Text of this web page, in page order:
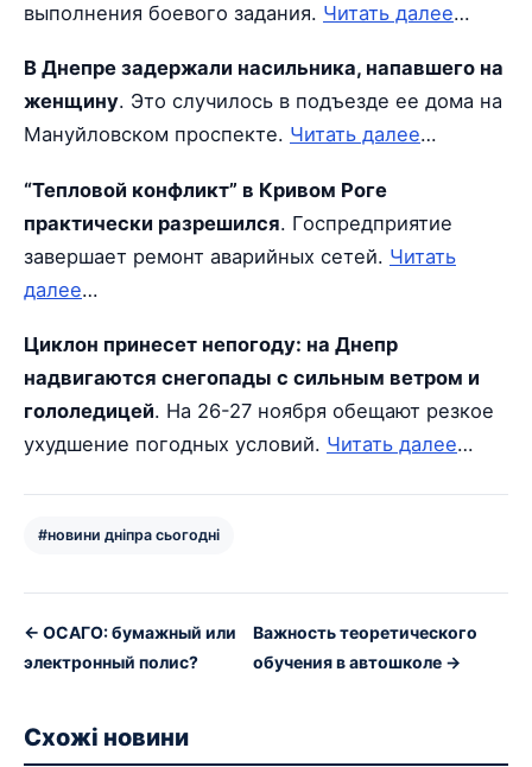
выполнения боевого задания. Читать далее…
В Днепре задержали насильника, напавшего на
женщину. Это случилось в подъезде ее дома на
Мануйловском проспекте. Читать далее…
“Тепловой конфликт” в Кривом Роге
практически разрешился. Госпредприятие
завершает ремонт аварийных сетей. Читать
далее…
Циклон принесет непогоду: на Днепр
надвигаются снегопады с сильным ветром и
гололедицей. На 26-27 ноября обещают резкое
ухудшение погодных условий. Читать далее…
#новини дніпра сьогодні
← ОСАГО: бумажный или
электронный полис?
Важность теоретического
обучения в автошколе →
Схожі новини